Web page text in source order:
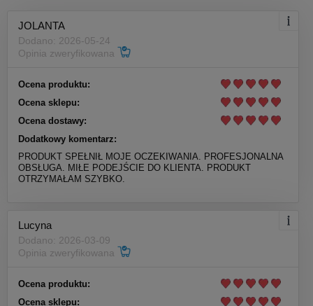
JOLANTA
Dodano: 2026-05-24
Opinia zweryfikowana
Ocena produktu:
Ocena sklepu:
Ocena dostawy:
Dodatkowy komentarz:
PRODUKT SPEŁNIŁ MOJE OCZEKIWANIA. PROFESJONALNA
OBSŁUGA. MIŁE PODEJŚCIE DO KLIENTA. PRODUKT
OTRZYMAŁAM SZYBKO.
Lucyna
Dodano: 2026-03-09
Opinia zweryfikowana
Ocena produktu:
Ocena sklepu: